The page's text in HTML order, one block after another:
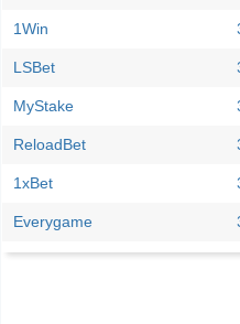
1Win
LSBet
MyStake
ReloadBet
1xBet
Everygame